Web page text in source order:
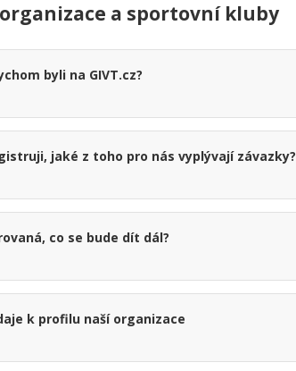
a sportovní kluby
byli na GIVT.cz?
jaké z toho pro nás vyplývají závazky?
co se bude dít dál?
k profilu naší organizace